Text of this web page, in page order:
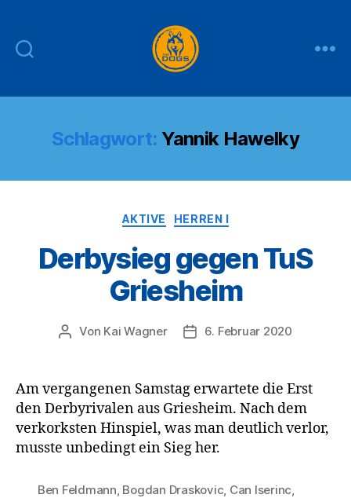
DOGS
Schlagwort: Yannik Hawelky
Kategorien
AKTIVE HERREN I
Derbysieg gegen TuS
Griesheim
Beitragsautor
Von Kai Wagner Veröffentlichungsdatum
6. Februar 2020
Am vergangenen Samstag erwartete die Erst
den Derbyrivalen aus Griesheim. Nach dem
verkorksten Hinspiel, was man deutlich verlor,
musste unbedingt ein Sieg her.
Ben Feldmann Bogdan Draskovic Can Iserinc